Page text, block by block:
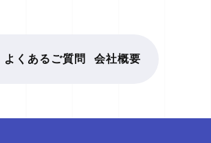
よくあるご質問 会社概要